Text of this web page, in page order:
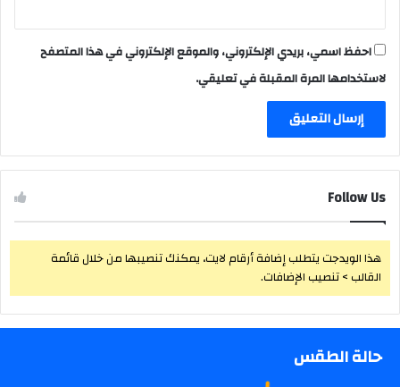
احفظ اسمي، بريدي الإلكتروني، والموقع الإلكتروني في هذا المتصفح
لاستخدامها المرة المقبلة في تعليقي.
Follow Us
هذا الويدجت يتطلب إضافة أرقام لايت، يمكنك تنصيبها من خلال قائمة
القالب > تنصيب الإضافات.
حالة الطقس